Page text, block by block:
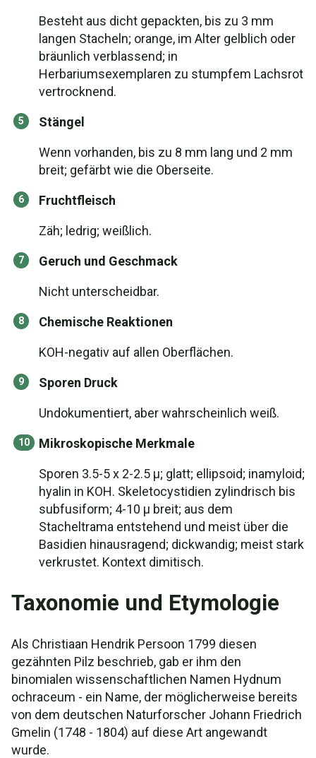
Besteht aus dicht gepackten, bis zu 3 mm
langen Stacheln; orange, im Alter gelblich oder
bräunlich verblassend; in
Herbariumsexemplaren zu stumpfem Lachsrot
vertrocknend.
Stängel
Wenn vorhanden, bis zu 8 mm lang und 2 mm
breit; gefärbt wie die Oberseite.
Fruchtfleisch
Zäh; ledrig; weißlich.
Geruch und Geschmack
Nicht unterscheidbar.
Chemische Reaktionen
KOH-negativ auf allen Oberflächen.
Sporen Druck
Undokumentiert, aber wahrscheinlich weiß.
Mikroskopische Merkmale
Sporen 3.5-5 x 2-2.5 µ; glatt; ellipsoid; inamyloid;
hyalin in KOH. Skeletocystidien zylindrisch bis
subfusiform; 4-10 µ breit; aus dem
Stacheltrama entstehend und meist über die
Basidien hinausragend; dickwandig; meist stark
verkrustet. Kontext dimitisch.
Taxonomie und Etymologie
Als Christiaan Hendrik Persoon 1799 diesen
gezähnten Pilz beschrieb, gab er ihm den
binomialen wissenschaftlichen Namen Hydnum
ochraceum - ein Name, der möglicherweise bereits
von dem deutschen Naturforscher Johann Friedrich
Gmelin (1748 - 1804) auf diese Art angewandt
wurde.